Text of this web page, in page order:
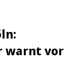
warnt vor